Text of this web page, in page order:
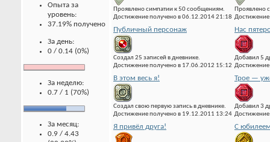
Опыта за
уровень:
37.19% получено
За день:
0 / 0.14 (0%)
За неделю:
0.7 / 1 (70%)
За месяц:
0.9 / 4.43
Проявлено симпатии к 50 сообщениям.
Достижение получено в 06.12.2014 21:18
Проявлено
Публичный персонаж
Создал 25 записей в дневнике.
Достижение получено в 17.06.2012 15:12
Нас
Добавил 5
В этом весь я!
Создал свою первую запись в дневнике.
Достижение получено в 19.12.2011 13:24
Трое —
Добавил 3
Я привёл друга! С